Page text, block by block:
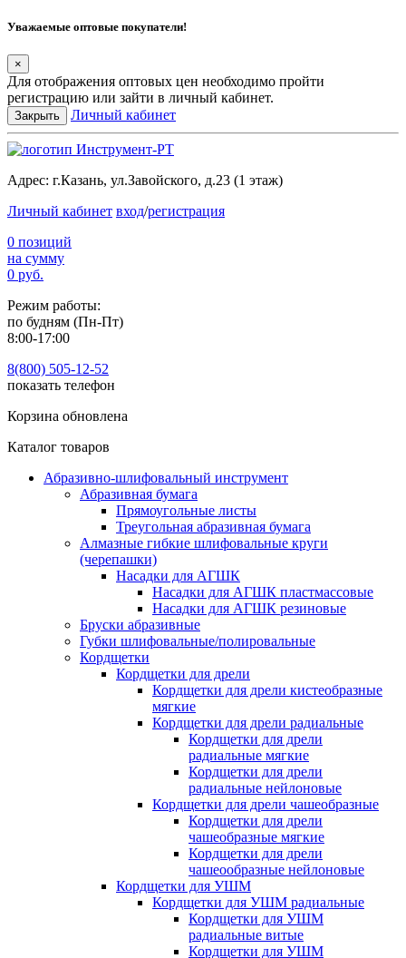
Уважаемые оптовые покупатели!
×
Для отображения оптовых цен необходимо пройти
регистрацию или зайти в личный кабинет.
Закрыть Личный кабинет
Адрес: г.Казань, ул.Завойского, д.23 (1 этаж)
Личный кабинет вход/регистрация
0 позиций
на сумму
0 руб.
Режим работы:
по будням (Пн-Пт)
8:00-17:00
8(800) 505-12-52
показать телефон
Корзина обновлена
Каталог товаров
Абразивно-шлифовальный инструмент
Абразивная бумага
Прямоугольные листы
Треугольная абразивная бумага
Алмазные гибкие шлифовальные круги
(черепашки)
Насадки для АГШК
Насадки для АГШК пластмассовые
Насадки для АГШК резиновые
Бруски абразивные
Губки шлифовальные/полировальные
Кордщетки
Кордщетки для дрели
Кордщетки для дрели кистеобразные
мягкие
Кордщетки для дрели радиальные
Кордщетки для дрели
радиальные мягкие
Кордщетки для дрели
радиальные нейлоновые
Кордщетки для дрели чашеобразные
Кордщетки для дрели
чашеобразные мягкие
Кордщетки для дрели
чашеообразные нейлоновые
Кордщетки для УШМ
Кордщетки для УШМ радиальные
Кордщетки для УШМ
радиальные витые
Кордщетки для УШМ